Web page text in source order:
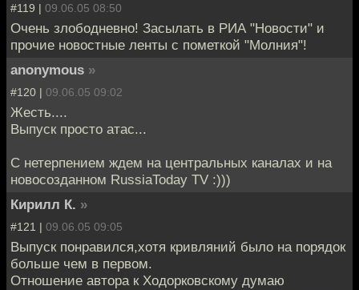
#119 | 09.06.05 08:50
Очень злободневно! Засылать в РИА "Новости" и
прочие новостные ленты с пометкой "Молния"!
anonymous »
#120 | 09.06.05 09:02
Жесть....
Выпуск просто атас...
С нетерпением ждем на центральных каналах и на
новосозданном RussiaToday TV :)))
Кирилл К. »
#121 | 09.06.05 09:05
Выпуск понравился,хотя кривляний было на порядок
больше чем в первом.
Отношение автора к Ходорковскому думаю